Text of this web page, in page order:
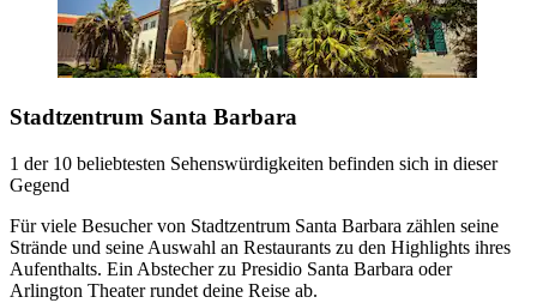
Stadtzentrum Santa Barbara
1 der 10 beliebtesten Sehenswürdigkeiten befinden sich in dieser
Gegend
Für viele Besucher von Stadtzentrum Santa Barbara zählen seine
Strände und seine Auswahl an Restaurants zu den Highlights ihres
Aufenthalts. Ein Abstecher zu Presidio Santa Barbara oder
Arlington Theater rundet deine Reise ab.